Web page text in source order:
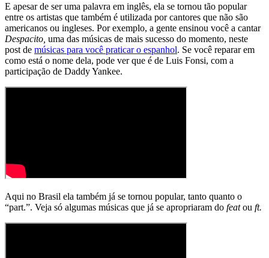
E apesar de ser uma palavra em inglês, ela se tornou tão popular
entre os artistas que também é utilizada por cantores que não são
americanos ou ingleses. Por exemplo, a gente ensinou você a cantar
Despacito, uma das músicas de mais sucesso do momento, neste
post de músicas para você praticar o espanhol. Se você reparar em
como está o nome dela, pode ver que é de Luis Fonsi, com a
participação de Daddy Yankee.
Aqui no Brasil ela também já se tornou popular, tanto quanto o
“part.”. Veja só algumas músicas que já se apropriaram do featou ft.